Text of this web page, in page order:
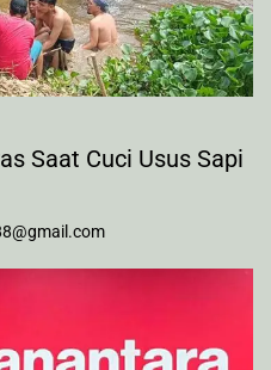
Saat Cuci Usus Sapi